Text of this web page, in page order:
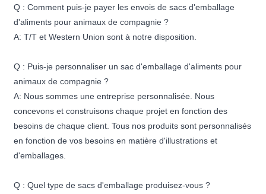
Q : Comment puis-je payer les envois de sacs d'emballage
d'aliments pour animaux de compagnie ?
A: T/T et Western Union sont à notre disposition.
Q : Puis-je personnaliser un sac d'emballage d'aliments pour
animaux de compagnie ?
A: Nous sommes une entreprise personnalisée. Nous
concevons et construisons chaque projet en fonction des
besoins de chaque client. Tous nos produits sont personnalisés
en fonction de vos besoins en matière d'illustrations et
d'emballages.
Q : Quel type de sacs d'emballage produisez-vous ?